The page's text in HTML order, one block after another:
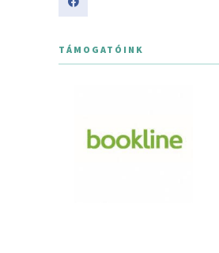
TÁMOGATÓINK